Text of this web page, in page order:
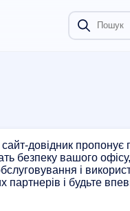
довідник пропонує
безпеку вашого
і
і будьте